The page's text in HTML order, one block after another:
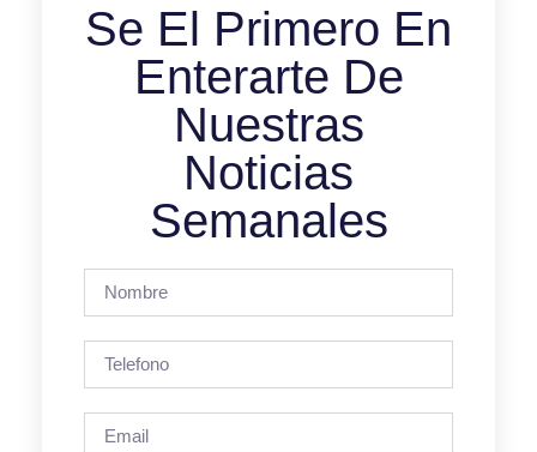
Se El Primero En
Enterarte De
Nuestras
Noticias
Semanales